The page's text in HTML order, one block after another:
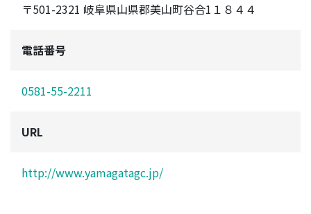
〒501-2321 岐阜県山県郡美山町谷合1１８４４
電話番号
0581-55-2211
URL
http://www.yamagatagc.jp/